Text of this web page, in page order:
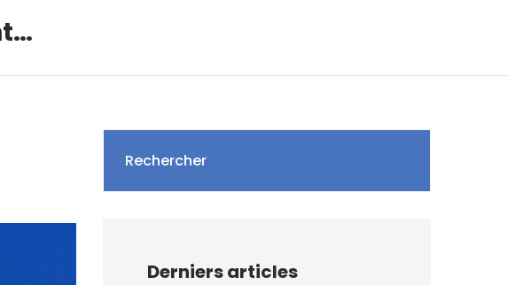
Karting de la Santé – Montalivet
Rechercher
Derniers articles